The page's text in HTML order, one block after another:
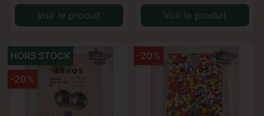
Voir le produit Voir le produit
HORS STOCK
-20%
-20%